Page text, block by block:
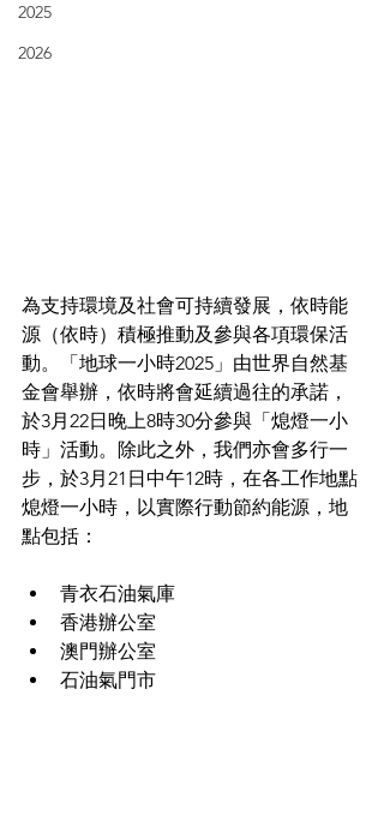
2025
2026
為支持環境及社會可持續發展，依時能
源（依時）積極推動及參與各項環保活
動。「地球一小時2025」由世界自然基
金會舉辦，依時將會延續過往的承諾，
於3月22日晚上8時30分參與「熄燈一小
時」活動。除此之外，我們亦會多行一
步，於3月21日中午12時，在各工作地點
熄燈一小時，以實際行動節約能源，地
點包括：
青衣石油氣庫
香港辦公室
澳門辦公室
石油氣門市